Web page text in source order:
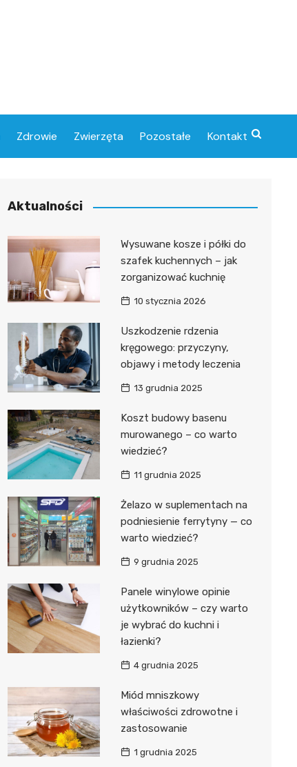
Zdrowie Zwierzęta Pozostałe Kontakt
Aktualności
Wysuwane kosze i półki do
szafek kuchennych – jak
zorganizować kuchnię
10 stycznia 2026
Uszkodzenie rdzenia
kręgowego: przyczyny,
objawy i metody leczenia
13 grudnia 2025
Koszt budowy basenu
murowanego – co warto
wiedzieć?
11 grudnia 2025
Żelazo w suplementach na
podniesienie ferrytyny — co
warto wiedzieć?
9 grudnia 2025
Panele winylowe opinie
użytkowników – czy warto
je wybrać do kuchni i
łazienki?
4 grudnia 2025
Miód mniszkowy
właściwości zdrowotne i
zastosowanie
1 grudnia 2025